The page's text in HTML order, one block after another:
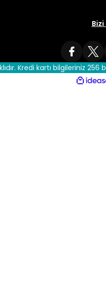
Kredi kartı bilgileriniz 256